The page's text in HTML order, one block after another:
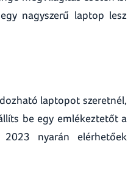
nagyszerű laptop lesz
laptopot szeretnél,
be egy emlékeztetőt a
nyarán elérhetőek